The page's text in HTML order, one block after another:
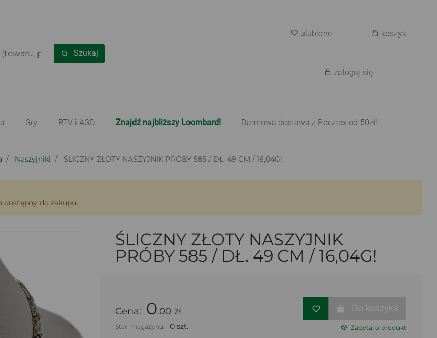
Szukaj
ulubione koszyk
zaloguj się
Gry RTV i AGD Znajdź najbliższy Loombard! Darmowa dostawa z Pocztex od 50zł!
Naszyjniki ŚLICZNY ZŁOTY NASZYJNIK PRÓBY 585 / DŁ. 49 CM / 16,04G!
dostępny do zakupu.
ŚLICZNY ZŁOTY NASZYJNIK
PRÓBY 585 / DŁ. 49 CM / 16,04G!
Cena: 0.00 zł
Stan magazynu: 0 szt.
Do koszyka
Zapytaj o produkt